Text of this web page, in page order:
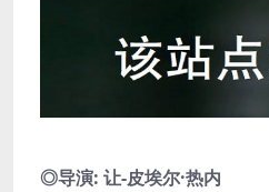
◎导演: 让-皮埃尔·热内